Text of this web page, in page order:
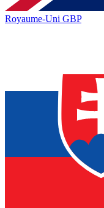
Royaume-Uni GBP